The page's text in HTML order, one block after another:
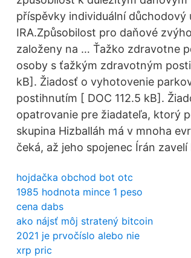
příspěvky individuální
IRA.Způsobilost pro daňové
založeny na … Ťažko zdravotne
osoby s ťažkým zdravotným
kB]. Žiadosť o vyhotovenie
postihnutím [ DOC 112.5 kB].
opatrovanie pre žiadateľa, ktorý
skupina Hizballáh má v mnoha
čeká, až jeho spojenec Írán zavelí
hojdačka obchod bot otc
1985 hodnota mince 1 peso
cena dabs
ako nájsť môj stratený bitcoin
2021 je prvočíslo alebo nie
xrp pric